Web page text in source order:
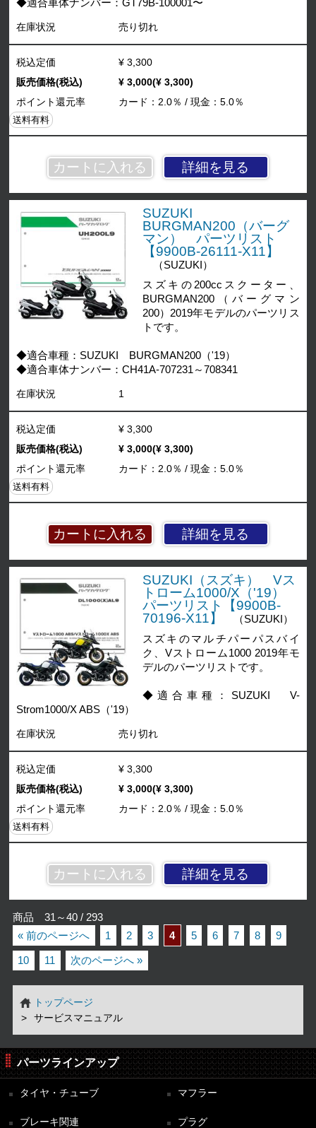
◆適合車体ナンバー：GT79B-100001〜
在庫状況 売り切れ
詳細を見る
税込定価
¥ 3,300
販売価格(税込)
¥ 3,000(¥ 3,300)
ポイント還元率
カード：2.0％ / 現金：5.0％
送料有料
SUZUKI
BURGMAN200（バーグ
マン） パーツリスト
【9900B-26111-X11】
（SUZUKI）
スズキの200ccスクーター、
BURGMAN200（バーグマン
200）2019年モデルのパーツリス
トです。
◆適合車種：SUZUKI BURGMAN200（'19）
◆適合車体ナンバー：CH41A-707231～708341
在庫状況 1
詳細を見る
税込定価
¥ 3,300
販売価格(税込)
¥ 3,000(¥ 3,300)
ポイント還元率
カード：2.0％ / 現金：5.0％
送料有料
SUZUKI（スズキ） Vス
トローム1000/X（'19）
パーツリスト【9900B-
70196-X11】
（SUZUKI）
スズキのマルチパーパスバイ
ク、Vストローム1000 2019年モ
デルのパーツリストです。
◆適合車種：SUZUKI V-
Strom1000/X ABS（'19）
在庫状況 売り切れ
詳細を見る
税込定価
¥ 3,300
販売価格(税込)
¥ 3,000(¥ 3,300)
ポイント還元率
カード：2.0％ / 現金：5.0％
送料有料
商品 31～40 / 293
« 前のページへ
1 2 3 4 5 6 7 8 9
10 11 次のページへ »
トップページ
サービスマニュアル
パーツラインアップ
タイヤ・チューブ マフラー
ブレーキ関連 プラグ